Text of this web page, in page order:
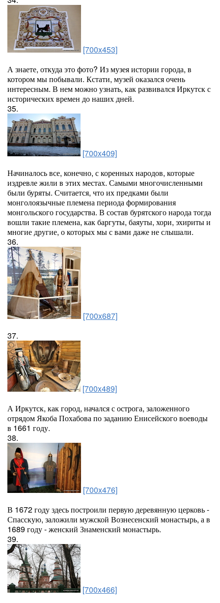
[700x453]
А знаете, откуда это фото? Из музея истории города, в
котором мы побывали. Кстати, музей оказался очень
интересным. В нем можно узнать, как развивался Иркутск с
исторических времен до наших дней.
35.
[700x409]
Начиналось все, конечно, с коренных народов, которые
издревле жили в этих местах. Самыми многочисленными
были буряты. Считается, что их предками были
монголоязычные племена периода формирования
монгольского государства. В состав бурятского народа тогда
вошли такие племена, как баргуты, баяуты, хори, эхириты и
многие другие, о которых мы с вами даже не слышали.
36.
[700x687]
37.
[700x489]
А Иркутск, как город, начался с острога, заложенного
отрядом Якоба Похабова по заданию Енисейского воеводы
в 1661 году.
38.
[700x476]
В 1672 году здесь построили первую деревянную церковь -
Спасскую, заложили мужской Вознесенский монастырь, а в
1689 году - женский Знаменский монастырь.
39.
[700x466]